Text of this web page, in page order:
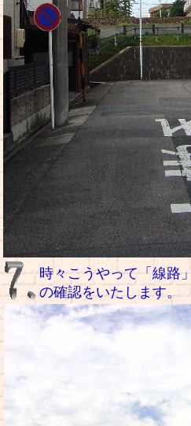
時々こうやって「線路
の確認をいたします。